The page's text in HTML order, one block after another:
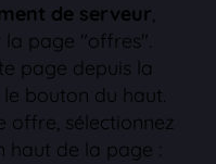
de serveur,
la page "offres".
page depuis la
bouton du haut.
offre, sélectionnez
haut de la page :